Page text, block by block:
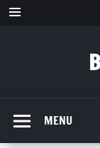
Przejdź
MENU